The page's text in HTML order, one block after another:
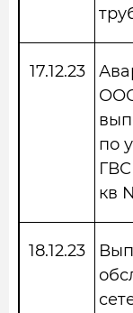
17.12.23
по
кв
18.12.23